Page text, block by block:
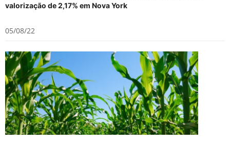
valorização de 2,17% em Nova York
05/08/22